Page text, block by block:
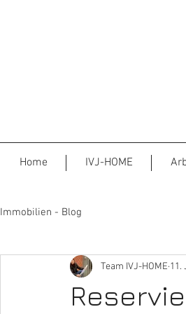
Home IVJ-HOME
Immobilien - Blog
Team IVJ-HOME 11.